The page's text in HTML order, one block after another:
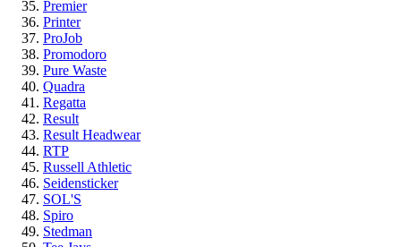
Premier
Printer
ProJob
Promodoro
Pure Waste
Quadra
Regatta
Result
Result Headwear
RTP
Russell Athletic
Seidensticker
SOL'S
Spiro
Stedman